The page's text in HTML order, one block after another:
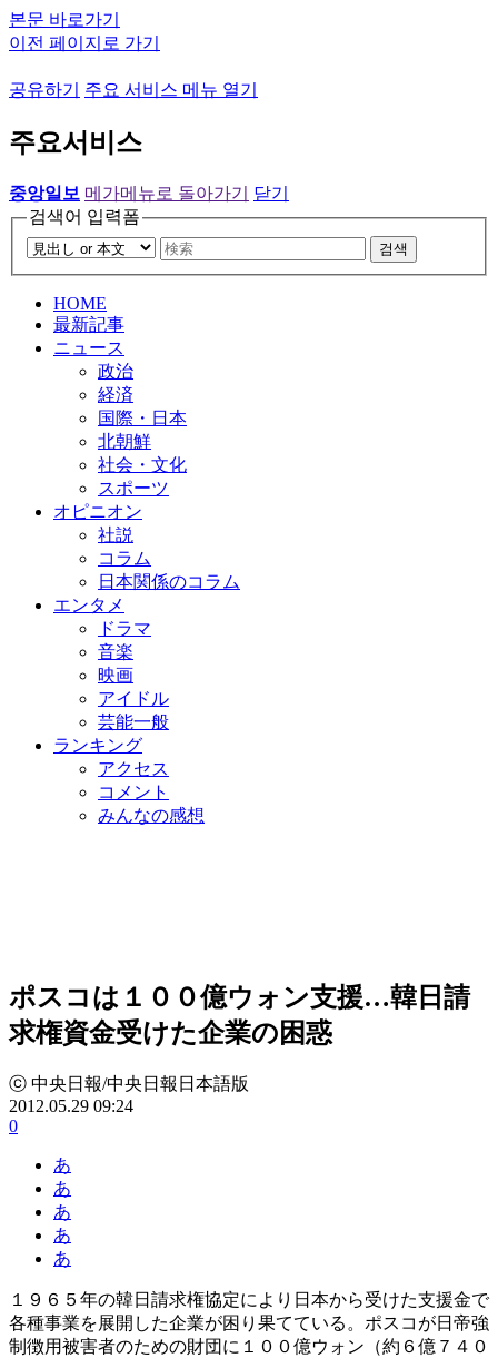
본문 바로가기
이전 페이지로 가기
공유하기 주요 서비스 메뉴 열기
주요서비스
중앙일보 메가메뉴로 돌아가기
닫기
검색어 입력폼
검색
HOME
最新記事
ニュース
政治
経済
国際・日本
北朝鮮
社会・文化
スポーツ
オピニオン
社説
コラム
日本関係のコラム
エンタメ
ドラマ
音楽
映画
アイドル
芸能一般
ランキング
アクセス
コメント
みんなの感想
ポスコは１００億ウォン支援…韓日請
求権資金受けた企業の困惑
ⓒ 中央日報/中央日報日本語版
2012.05.29 09:24
0
あ
あ
あ
あ
あ
１９６５年の韓日請求権協定により日本から受けた支援金で
各種事業を展開した企業が困り果てている。ポスコが日帝強
制徴用被害者のための財団に１００億ウォン（約６億７４０